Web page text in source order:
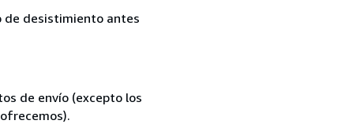
de desistimiento antes
de envío (excepto los